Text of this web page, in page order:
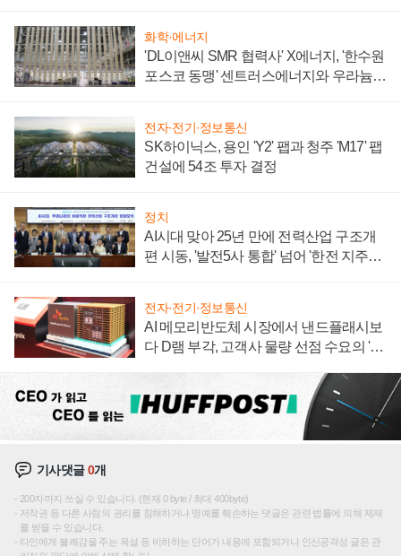
화학·에너지
'DL이앤씨 SMR 협력사' X에너지, '한수원
포스코 동맹' 센트러스에너지와 우라늄
전자·전기·정보통신
SK하이닉스, 용인 'Y2' 팹과 청주 'M17' 팹
건설에 54조 투자 결정
정치
AI시대 맞아 25년 만에 전력산업 구조개
편 시동, '발전5사 통합' 넘어 '한전 지주사'
전자·전기·정보통신
AI 메모리반도체 시장에서 낸드플래시보
다 D램 부각, 고객사 물량 선점 수요의 '우
기사댓글0개
200자까지 쓰실 수 있습니다. (현재 0 byte / 최대 400byte)
저작권 등 다른 사람의 권리를 침해하거나 명예를 훼손하는 댓글은 관련 법률에 의해 제재
를 받을 수 있습니다.
타인에게 불쾌감을 주는 욕설 등 비하하는 단어가 내용에 포함되거나 인신공격성 글은 관